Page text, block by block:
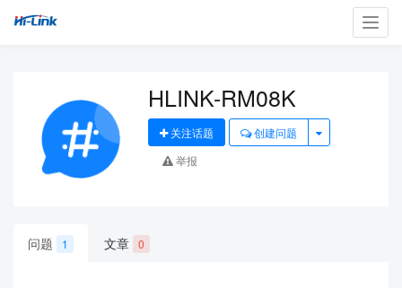
HLINK-RM08K
关注话题
创建问题
举报
问题 1 文章 0